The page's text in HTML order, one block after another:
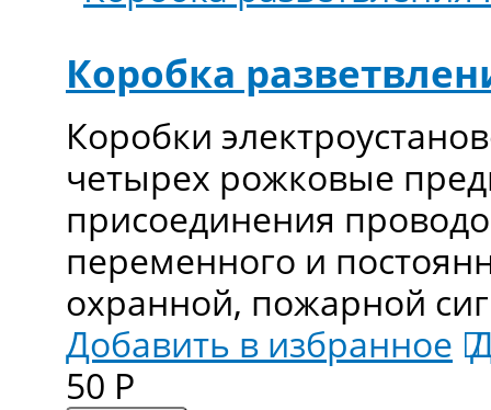
Коробка
Коробки
четырех рожковые
присоединения
переменного и
охранной, пожарной
Добавить в избранное
50 Р